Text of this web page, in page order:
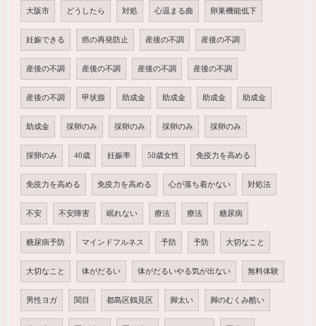
大阪市 どうしたら 対処 心温まる曲 卵巣機能低下
妊娠できる 癌の再発防止 産後の不調 産後の不調
産後の不調 産後の不調 産後の不調 産後の不調
産後の不調 甲状腺 助成金 助成金 助成金 助成金
助成金 採卵のみ 採卵のみ 採卵のみ 採卵のみ
採卵のみ 40歳 妊娠率 50歳女性 免疫力を高める
免疫力を高める 免疫力を高める 心が落ち着かない 対処法
不安 不安障害 眠れない 療法 療法 糖尿病
糖尿病予防 マインドフルネス 予防 予防 大切なこと
大切なこと 体がだるい 体がだるいやる気が出ない 無料体験
男性ヨガ 関目 都島区鶴見区 脚太い 脚のむくみ酷い